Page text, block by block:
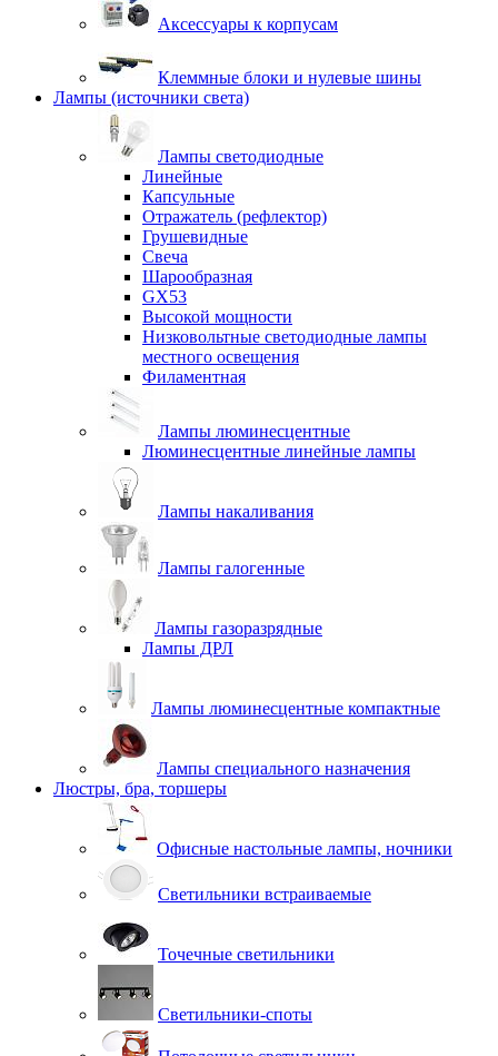
Аксессуары к корпусам
Клеммные блоки и нулевые шины
Лампы (источники света)
Лампы светодиодные
Линейные
Капсульные
Отражатель (рефлектор)
Грушевидные
Свеча
Шарообразная
GX53
Высокой мощности
Низковольтные светодиодные лампы
местного освещения
Филаментная
Лампы люминесцентные
Люминесцентные линейные лампы
Лампы накаливания
Лампы галогенные
Лампы газоразрядные
Лампы ДРЛ
Лампы люминесцентные компактные
Лампы специального назначения
Люстры, бра, торшеры
Офисные настольные лампы, ночники
Светильники встраиваемые
Точечные светильники
Светильники-споты